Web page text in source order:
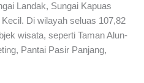
Landak, Sungai Kapuas
Di wilayah seluas 107,82
wisata, seperti Taman Alun-
Pantai Pasir Panjang,